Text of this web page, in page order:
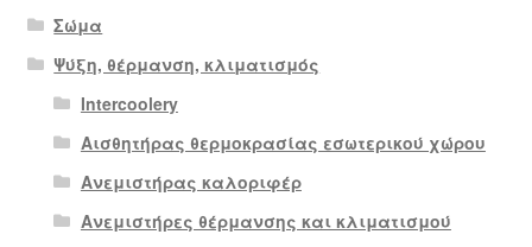
Σώμα
Ψύξη, θέρμανση, κλιματισμός
Intercoolery
Αισθητήρας θερμοκρασίας εσωτερικού χώρου
Ανεμιστήρας καλοριφέρ
Ανεμιστήρες θέρμανσης και κλιματισμού